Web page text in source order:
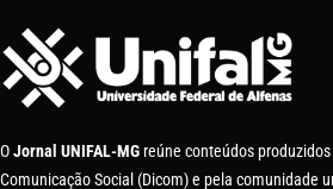
OJornal UNIFAL-MG reúne conteúdos
Comunicação Social (Dicom) e pela comunidade